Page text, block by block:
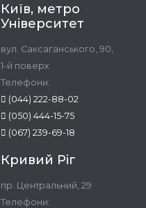
Київ, метро
Університет
вул. Саксаганського, 90,
1-й поверх
Телефони:
(044) 222-88-02
(050) 444-15-75
(067) 239-69-18
Кривий Ріг
пр. Центральний, 29
Телефони: